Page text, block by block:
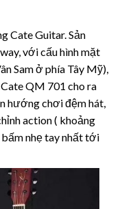
Cate Guitar. Sản
với cấu hình mặt
Sam ở phía Tây Mỹ),
QM 701 cho ra
hướng chơi đệm hát,
action ( khoảng
bấm nhẹ tay nhất tới